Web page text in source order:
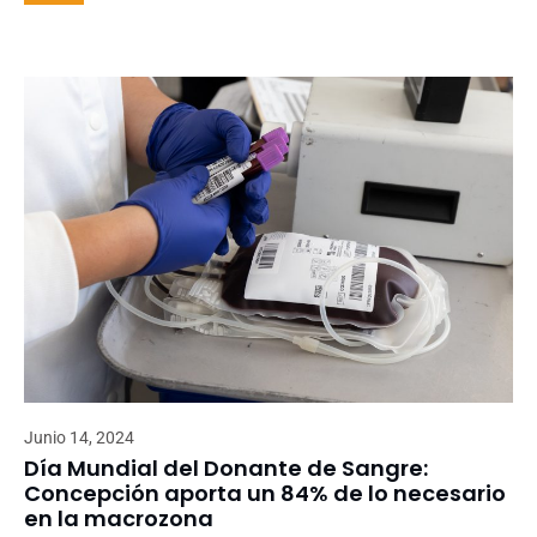
Junio 14, 2024
Día Mundial del Donante de Sangre:
Concepción aporta un 84% de lo necesario
en la macrozona